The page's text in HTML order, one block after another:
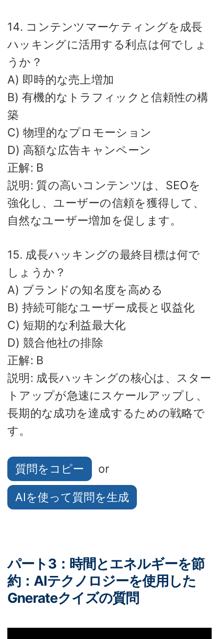
14. コンテンツマーケティングを成長
ハッキングに活用する利点は何でしょ
うか？
A) 即時的な売上増加
B) 有機的なトラフィックと信頼性の構
築
C) 物理的なプロモーション
D) 高額な広告キャンペーン
正解: B
説明: 質の高いコンテンツは、SEOを
強化し、ユーザーの信頼を獲得して、
自然なユーザー増加を促します。
15. 成長ハッキングの最終目標は何で
しょうか？
A) ブランドの知名度を高める
B) 持続可能なユーザー成長と収益化
C) 短期的な利益最大化
D) 競合他社の排除
正解: B
説明: 成長ハッキングの核心は、スター
トアップが急速にスケールアップし、
長期的な成功を達成するための戦略で
す。
質問をコピー or
AIを使って質問を生成
パート3：時間とエネルギーを節
約：AIテクノロジーを使用した
Gnerateクイズの質問